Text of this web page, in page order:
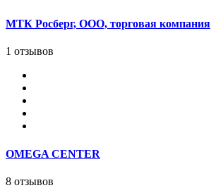
МТК Росберг, ООО, торговая компания
1 отзывов
OMEGA CENTER
8 отзывов